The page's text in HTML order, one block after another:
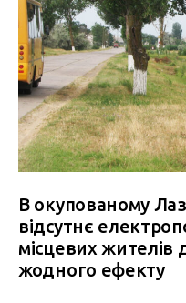
В окупованому
відсутнє
місцевих жителів
жодного ефекту